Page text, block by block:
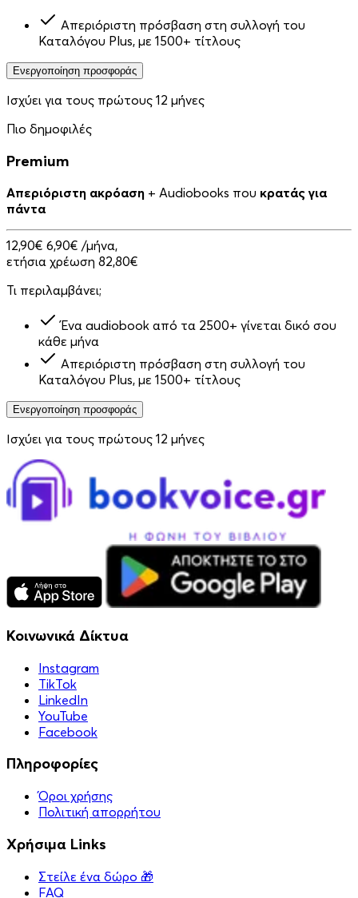
Απεριόριστη πρόσβαση στη συλλογή του
Καταλόγου Plus, με 1500+ τίτλους
Ενεργοποίηση προσφοράς
Ισχύει για τους πρώτους 12 μήνες
Πιο δημοφιλές
Premium
Απεριόριστη ακρόαση + Audiobooks που κρατάς για
πάντα
12,90€ 6,90€ /μήνα,
ετήσια χρέωση 82,80€
Τι περιλαμβάνει;
Ένα audiobook από τα 2500+ γίνεται δικό σου
κάθε μήνα
Απεριόριστη πρόσβαση στη συλλογή του
Καταλόγου Plus, με 1500+ τίτλους
Ενεργοποίηση προσφοράς
Ισχύει για τους πρώτους 12 μήνες
Κοινωνικά Δίκτυα
Instagram
TikTok
LinkedIn
YouTube
Facebook
Πληροφορίες
Όροι χρήσης
Πολιτική απορρήτου
Χρήσιμα Links
Στείλε ένα δώρο 🎁
FAQ